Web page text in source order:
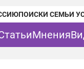
ПОИСКИ СЕМЬИ
Мнения